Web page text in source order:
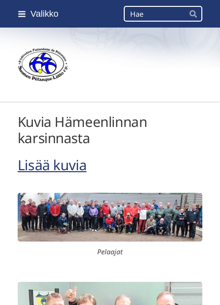
Siirry
Valikko Haku
Hae
Suomen Petanque-Liitto
Kuvia Hämeenlinnan
karsinnasta
Lisää kuvia
Pelaajat